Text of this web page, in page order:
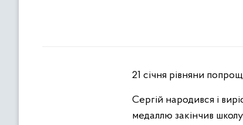
21 січня рівняни
Сергій народився і
медаллю закінчив